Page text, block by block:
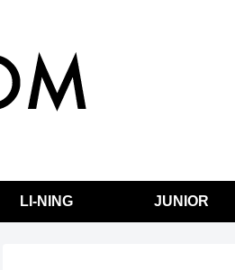
LI-NING JUNIOR